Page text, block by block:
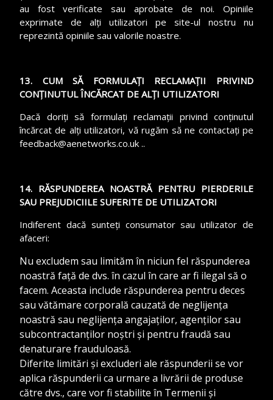
au fost verificate sau aprobate de noi. Opiniile
exprimate de alți utilizatori pe site-ul nostru nu
reprezintă opiniile sau valorile noastre.
13. CUM SĂ FORMULAȚI RECLAMAȚII PRIVIND
CONȚINUTUL ÎNCĂRCAT DE ALȚI UTILIZATORI
Dacă doriți să formulați reclamații privind conținutul
încărcat de alți utilizatori, vă rugăm să ne contactați pe
feedback@aenetworks.co.uk ..
14. RĂSPUNDEREA NOASTRĂ PENTRU PIERDERILE
SAU PREJUDICIILE SUFERITE DE UTILIZATORI
Indiferent dacă sunteți consumator sau utilizator de
afaceri:
Nu excludem sau limităm în niciun fel răspunderea
noastră față de dvs. în cazul în care ar fi ilegal să o
facem. Aceasta include răspunderea pentru deces
sau vătămare corporală cauzată de neglijența
noastră sau neglijența angajaților, agenților sau
subcontractanților noștri și pentru fraudă sau
denaturare frauduloasă.
Diferite limitări și excluderi ale răspunderii se vor
aplica răspunderii ca urmare a livrării de produse
către dvs., care vor fi stabilite în Termenii și